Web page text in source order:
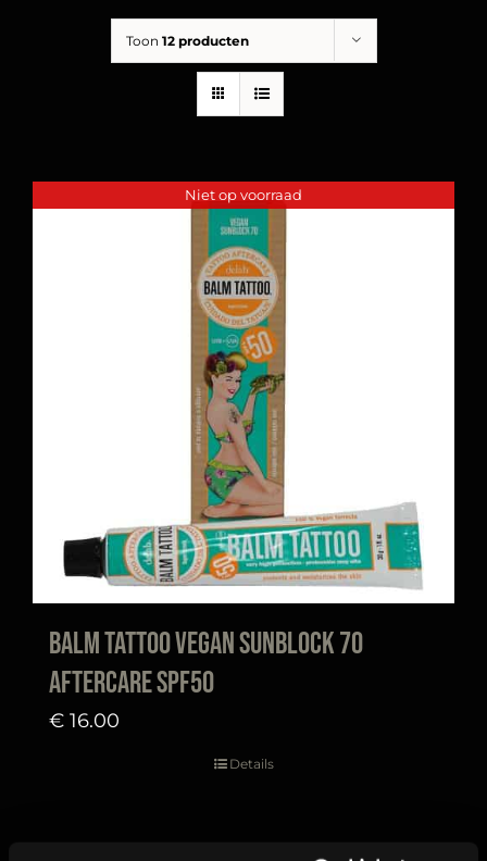
Toon 12 producten
Niet op voorraad
Balm Tattoo Vegan Sunblock 70
aftercare SPF50
€ 16.00
Details